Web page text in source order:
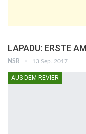
LAPADU: ERSTE
NSR 13.Sep. 2017
AUS DEM REVIER